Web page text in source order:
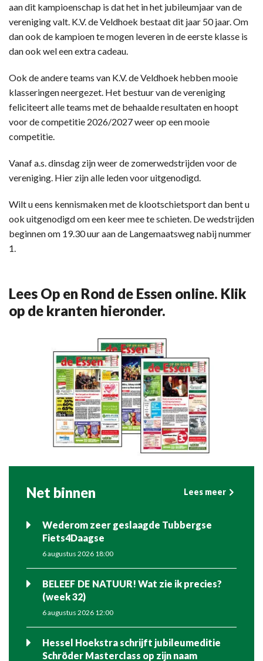
aan dit kampioenschap is dat het in het jubileumjaar van de
vereniging valt. K.V. de Veldhoek bestaat dit jaar 50 jaar. Om
dan ook de kampioen te mogen leveren in de eerste klasse is
dan ook wel een extra cadeau.
Ook de andere teams van K.V. de Veldhoek hebben mooie
klasseringen neergezet. Het bestuur van de vereniging
feliciteert alle teams met de behaalde resultaten en hoopt
voor de competitie 2026/2027 weer op een mooie
competitie.
Vanaf a.s. dinsdag zijn weer de zomerwedstrijden voor de
vereniging. Hier zijn alle leden voor uitgenodigd.
Wilt u eens kennismaken met de klootschietsport dan bent u
ook uitgenodigd om een keer mee te schieten. De wedstrijden
beginnen om 19.30 uur aan de Langemaatsweg nabij nummer
1.
Lees Op en Rond de Essen online. Klik
op de kranten hieronder.
Net binnen Lees meer
Wederom zeer geslaagde Tubbergse
Fiets4Daagse
6 augustus 2026 18:00
BELEEF DE NATUUR! Wat zie ik precies?
(week 32)
6 augustus 2026 12:00
Hessel Hoekstra schrijft jubileumeditie
Schröder Masterclass op zijn naam